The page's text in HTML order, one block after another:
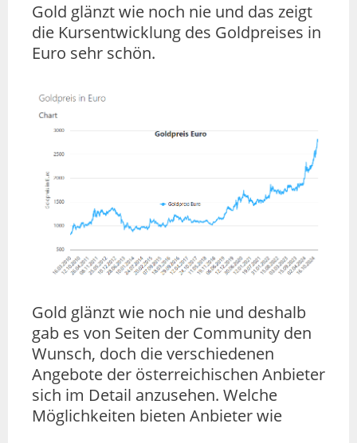
Gold glänzt wie noch nie und das zeigt
die Kursentwicklung des Goldpreises in
Euro sehr schön.
Gold glänzt wie noch nie und deshalb
gab es von Seiten der Community den
Wunsch, doch die verschiedenen
Angebote der österreichischen Anbieter
sich im Detail anzusehen. Welche
Möglichkeiten bieten Anbieter wie